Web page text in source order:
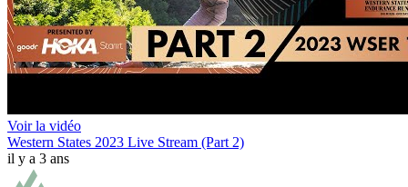
Voir la vidéo
Western States 2023 Live Stream (Part 2)
il y a 3 ans